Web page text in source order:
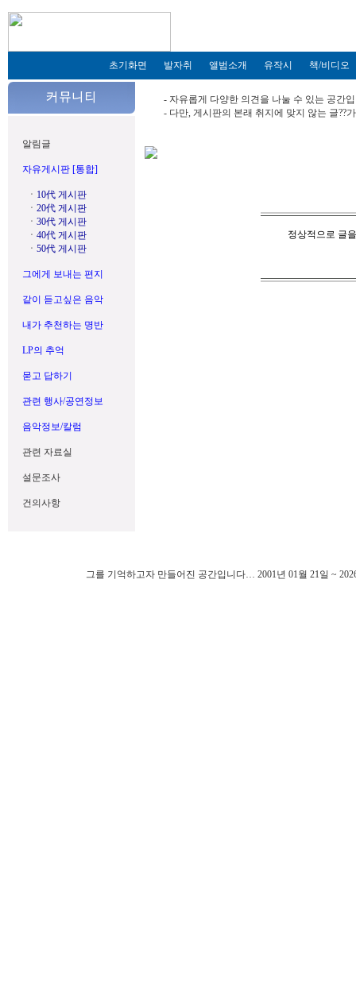
초기화면 발자취 앨범소개 유작시 책/비디오
알림글
자유게시판 [통합]
ㆍ 10代 게시판
ㆍ 20代 게시판
ㆍ 30代 게시판
ㆍ 40代 게시판
ㆍ 50代 게시판
그에게 보내는 편지
같이 듣고싶은 음악
내가 추천하는 명반
LP의 추억
묻고 답하기
관련 행사/공연정보
음악정보/칼럼
관련 자료실
설문조사
건의사항
- 자유롭게 다양한 의견을 나눌 수 있는 공간
- 다만, 게시판의 본래 취지에 맞지 않는 글??
정상적으로 글
그를 기억하고자 만들어진 공간입니다… 2001년 01월 21일 ~